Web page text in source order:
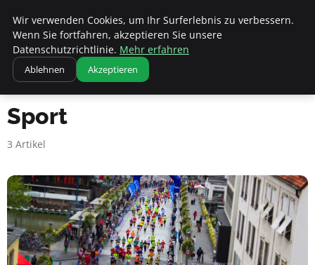
Apemania Shop
Startseite Sport
Sport
3 Artikel
Wir verwenden Cookies, um Ihr Surferlebnis zu verbessern.
Wenn Sie fortfahren, akzeptieren Sie unsere
Datenschutzrichtlinie. Mehr erfahren
Ablehnen Akzeptieren